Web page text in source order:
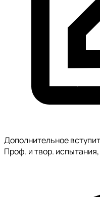
Дополнительное
Проф. и твор.